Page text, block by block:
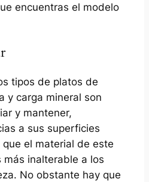
encuentras el modelo
tipos de platos de
y carga mineral son
y mantener,
a sus superficies
el material de este
inalterable a los
No obstante hay que